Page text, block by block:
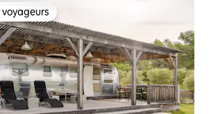
les plus appréciés